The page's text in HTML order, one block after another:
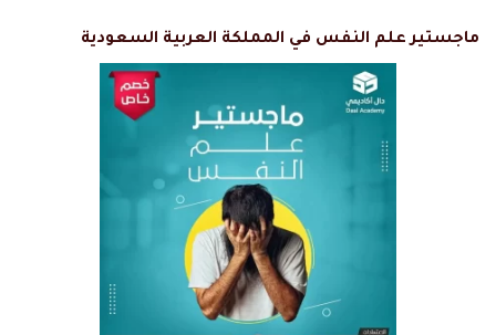
ماجستير علم النفس في المملكة العربية السعودية